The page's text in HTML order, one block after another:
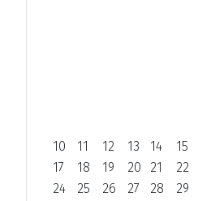
10
11 12 13 14 15
17
18 19 20 21 22
24
25 26 27 28 29